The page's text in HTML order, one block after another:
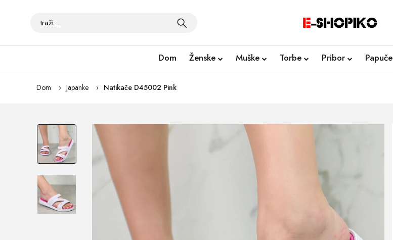
Dom Ženske Muške Torbe Pribor Papuče
Dom Japanke Natikače D45002 Pink